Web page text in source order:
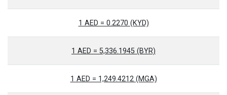
1 AED = 0.2270 (KYD)
1 AED = 5,336.1945 (BYR)
1 AED = 1,249.4212 (MGA)